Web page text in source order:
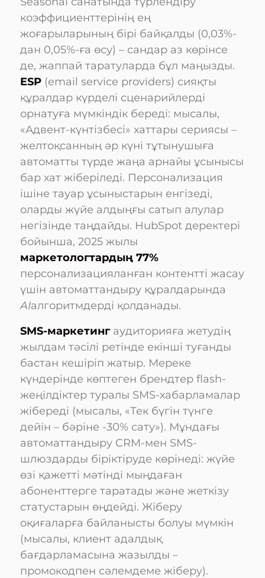
коэффициенттерінің ең
жоғарыларының бірі байқалды (0,03%-
дан 0,05%-ға өсу) – сандар аз көрінсе
де, жаппай таратуларда бұл маңызды.
ESP (email service providers) сияқты
құралдар күрделі сценарийлерді
орнатуға мүмкіндік береді: мысалы,
«Адвент-күнтізбесі» хаттары сериясы –
желтоқсанның әр күні тұтынушыға
автоматты түрде жаңа арнайы ұсынысы
бар хат жіберіледі. Персонализация
ішіне тауар ұсыныстарын енгізеді,
оларды жүйе алдыңғы сатып алулар
негізінде таңдайды. HubSpot деректері
бойынша, 2025 жылы
маркетологтардың 77%
персонализацияланған контентті жасау
үшін автоматтандыру құралдарында
AIалгоритмдерді қолданады.
SMS-маркетингаудиторияға жетудің
жылдам тәсілі ретінде екінші туғанды
бастан кешіріп жатыр. Мереке
күндерінде көптеген брендтер flash-
жеңілдіктер туралы SMS-хабарламалар
жібереді (мысалы, «Тек бүгін түнге
дейін – бәріне -30% сату»). Мұндағы
автоматтандыру CRM-мен SMS-
шлюздарды біріктіруде көрінеді: жүйе
өзі қажетті мәтінді мыңдаған
абоненттерге таратады және жеткізу
статустарын өңдейді. Жіберу
оқиғаларға байланысты болуы мүмкін
(мысалы, клиент адалдық
бағдарламасына жазылды –
промокодпен сәлемдеме жіберу).